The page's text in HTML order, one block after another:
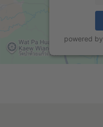
powered by